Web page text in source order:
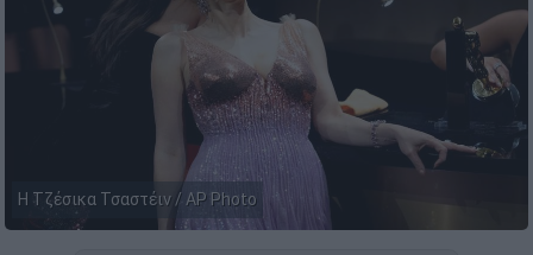
Η Τζέσικα Τσαστέιν / AP Photo